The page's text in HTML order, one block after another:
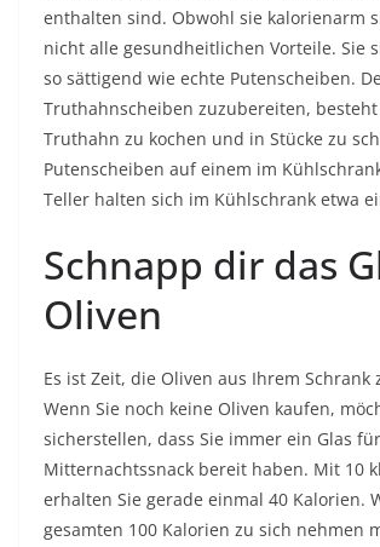
enthalten sind. Obwohl sie kalorienarm
nicht alle gesundheitlichen Vorteile. Sie
so sättigend wie echte Putenscheiben.
Truthahnscheiben zuzubereiten,
Truthahn zu kochen und in Stücke zu
Putenscheiben auf einem im
Teller halten sich im Kühlschrank etwa
Schnapp dir das
Oliven
Es ist Zeit, die Oliven aus Ihrem Schrank
Wenn Sie noch keine Oliven kaufen,
sicherstellen, dass Sie immer ein Glas
Mitternachtssnack bereit haben. Mit 10
erhalten Sie gerade einmal 40 Kalorien.
gesamten 100 Kalorien zu sich nehmen